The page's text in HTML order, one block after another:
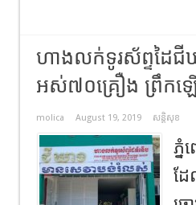
ហាងលក់ទូរស័ព្ទ​ដៃ
អស់៧០គ្រឿង ព្រឹកឡ
molica August 19, 2019 សន្តិសុខ
ភ្
ដ